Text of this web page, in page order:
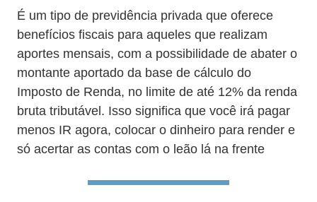
É um tipo de previdência privada que oferece
benefícios fiscais para aqueles que realizam
aportes mensais, com a possibilidade de abater o
montante aportado da base de cálculo do
Imposto de Renda, no limite de até 12% da renda
bruta tributável. Isso significa que você irá pagar
menos IR agora, colocar o dinheiro para render e
só acertar as contas com o leão lá na frente